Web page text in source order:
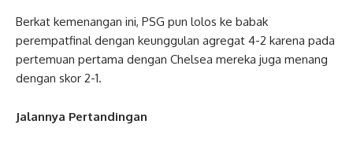
Berkat kemenangan ini, PSG pun lolos ke babak
perempatfinal dengan keunggulan agregat 4-2 karena pada
pertemuan pertama dengan Chelsea mereka juga menang
dengan skor 2-1.
Jalannya Pertandingan